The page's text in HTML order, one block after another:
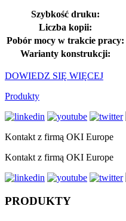
Szybkość druku:
Liczba kopii:
Pobór mocy w trakcie pracy:
Warianty konstrukcji:
DOWIEDZ SIĘ WIĘCEJ
Produkty
Kontakt z firmą OKI Europe
Kontakt z firmą OKI Europe
PRODUKTY